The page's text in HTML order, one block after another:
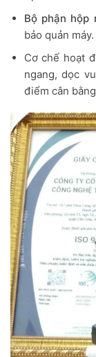
Bộ phận hộp
bảo quản máy.
Cơ chế hoạt
ngang, dọc
điểm cân